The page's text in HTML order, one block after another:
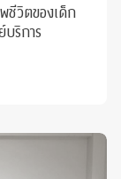
ชีวิตของเด็ก
ริการ